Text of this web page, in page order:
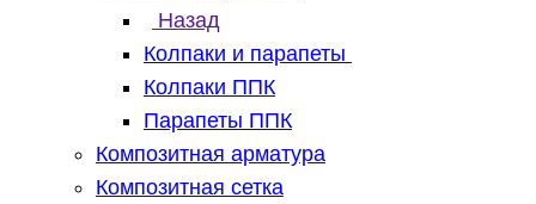
Назад
Колпаки и парапеты
Колпаки ППК
Парапеты ППК
Композитная арматура
Композитная сетка